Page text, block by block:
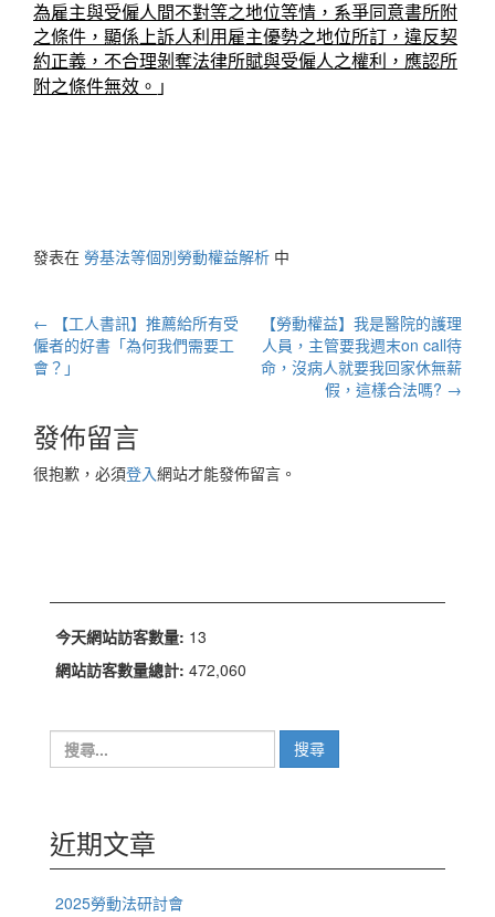
為雇主與受僱人間不對等之地位等情，系爭同意書所附
之條件，顯係上訴人利用雇主優勢之地位所訂，違反契
約正義，不合理剝奪法律所賦與受僱人之權利，應認所
附之條件無效。 」
發表在 勞基法等個別勞動權益解析 中
文
章
導
列
← 【工人書訊】推薦給所有受
僱者的好書「為何我們需要工
會？」
【勞動權益】我是醫院的護理
人員，主管要我週末on call待
命，沒病人就要我回家休無薪
假，這樣合法嗎? →
發佈留言
很抱歉，必須登入網站才能發佈留言。
今天網站訪客數量: 13
網站訪客數量總計: 472,060
尋
字:
近期文章
2025勞動法研討會